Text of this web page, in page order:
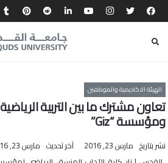
الهيئة الاكاديمية والموظفين
تعاون مشترك ما بين التربية
ومؤسسة “Giz”
نشر بتاريخ مارس 23, 2016 آخر تحديث مارس 23, 2016